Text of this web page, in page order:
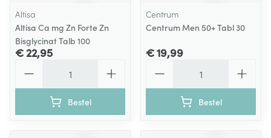
Altisa
Altisa Ca mg Zn Forte Zn
Bisglycinat Talb 100
€ 22,95
Bestel
Centrum
Centrum Men 50+ Tabl 30
€ 19,99
Bestel